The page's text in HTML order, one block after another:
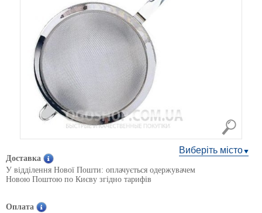
Виберіть місто
Доставка
У відділення Нової Пошти: оплачується одержувачем
Новою Поштою по Києву згідно тарифів
Оплата